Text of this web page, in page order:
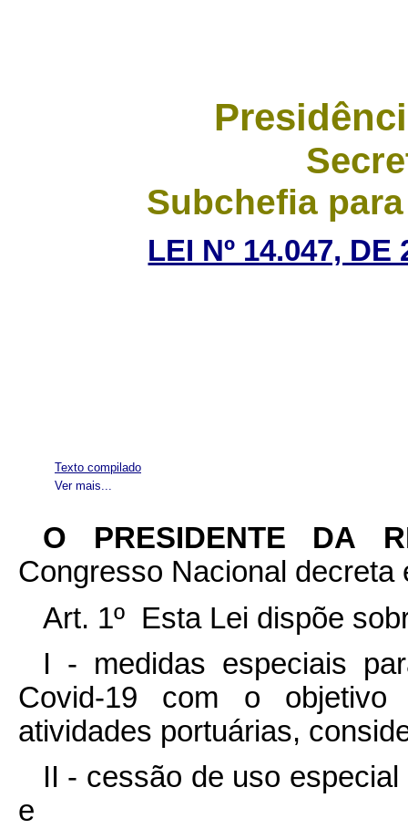
Subchefia
LEI Nº 14.047, DE
Ver mais...
Texto compilado
O PRESIDENTE DA
Congresso Nacional
Art. 1º Esta Lei dispõe
I - medidas especiais
Covid-19 com o
atividades portuárias,
II - cessão de uso
e